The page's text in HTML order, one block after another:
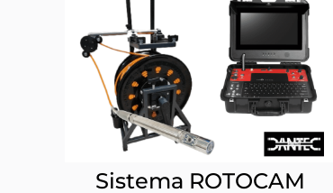
Sistema ROTOCAM